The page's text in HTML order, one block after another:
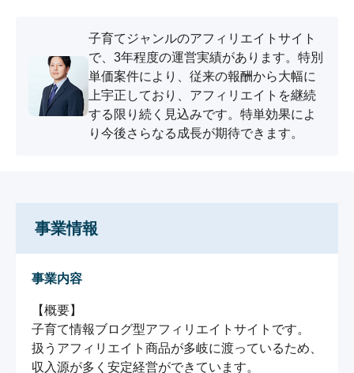
子育てジャンルのアフィリエイトサイト
で、3年程度の運営実績があります。特別
単価案件により、従来の報酬から大幅に
上宇正しており、アフィリエイトを継続
する限り続く見込みです。特単効果によ
り今後さらなる成長が期待できます。
事業情報
事業内容
【概要】
子育て情報ブログ型アフィリエイトサイトです。
扱うアフィリエイト商品が多岐に渡っているため、
収入源が多く安定経営ができています。